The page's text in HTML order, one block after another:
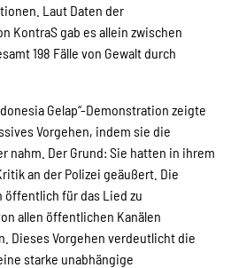
Laut Daten der
KontraS gab es allein zwischen
198 Fälle von Gewalt durch
Gelap“-Demonstration zeigte
Vorgehen, indem sie die
nahm. Der Grund: Sie hatten in ihrem
an der Polizei geäußert. Die
öffentlich für das Lied zu
allen öffentlichen Kanälen
Dieses Vorgehen verdeutlicht die
starke unabhängige